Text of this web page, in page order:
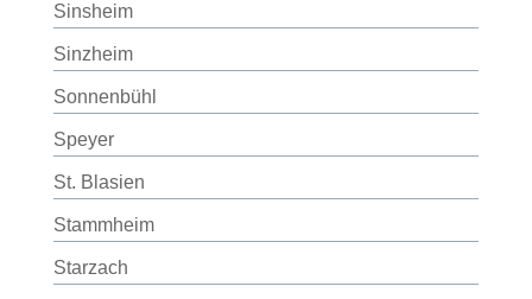
Sinsheim
Sinzheim
Sonnenbühl
Speyer
St. Blasien
Stammheim
Starzach